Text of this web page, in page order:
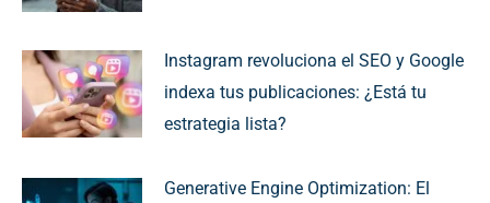
Instagram revoluciona el SEO y Google
indexa tus publicaciones: ¿Está tu
estrategia lista?
Generative Engine Optimization: El